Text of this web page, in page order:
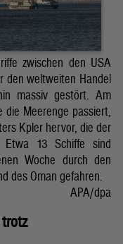
zwischen den USA
den weltweiten Handel
massiv gestört. Am
Meerenge passiert,
Kpler hervor, die der
Etwa 13 Schiffe sind
Woche durch den
des Oman gefahren.
APA/dpa